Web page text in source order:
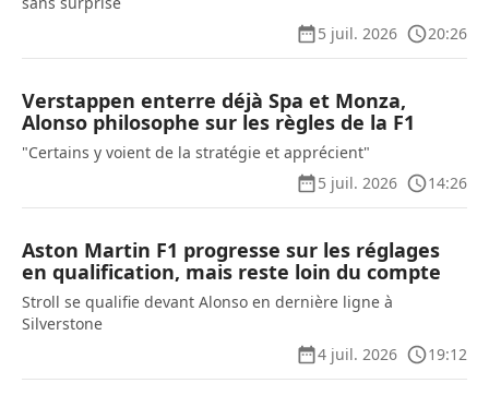
5 juil. 2026
20:26
Verstappen enterre déjà Spa et Monza,
Alonso philosophe sur les règles de la F1
"Certains y voient de la stratégie et apprécient"
5 juil. 2026
14:26
Aston Martin F1 progresse sur les réglages
en qualification, mais reste loin du compte
Stroll se qualifie devant Alonso en dernière ligne à
Silverstone
4 juil. 2026
19:12